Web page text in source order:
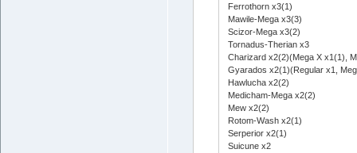
Ferrothorn x3(1)
Mawile-Mega x3(3)
Scizor-Mega x3(2)
Tornadus-Therian x3
Charizard x2(2)(Mega X x1(1),
Gyarados x2(1)(Regular x1,
Hawlucha x2(2)
Medicham-Mega x2(2)
Mew x2(2)
Rotom-Wash x2(1)
Serperior x2(1)
Suicune x2